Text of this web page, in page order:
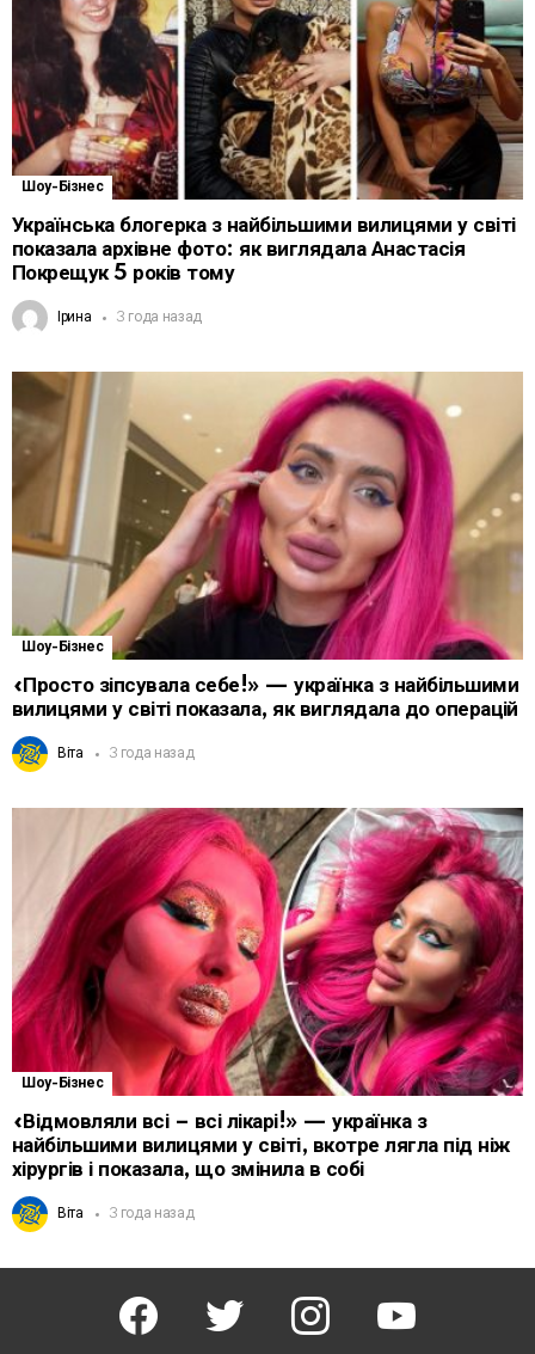
Шоу-Бізнес
Українська блогерка з найбільшими вилицями у світі
показала архівне фото: як виглядала Анастасія
Покрещук 5 років тому
Ірина 3 года назад
Шоу-Бізнес
«Просто зіпсувала себе!» — українка з найбільшими
вилицями у світі показала, як виглядала до операцій
Віта 3 года назад
Шоу-Бізнес
«Відмовляли всі – всі лікарі!» — українка з
найбільшими вилицями у світі, вкотре лягла під ніж
хірургів і показала, що змінила в собі
Віта 3 года назад
facebook twitter instagram youtube